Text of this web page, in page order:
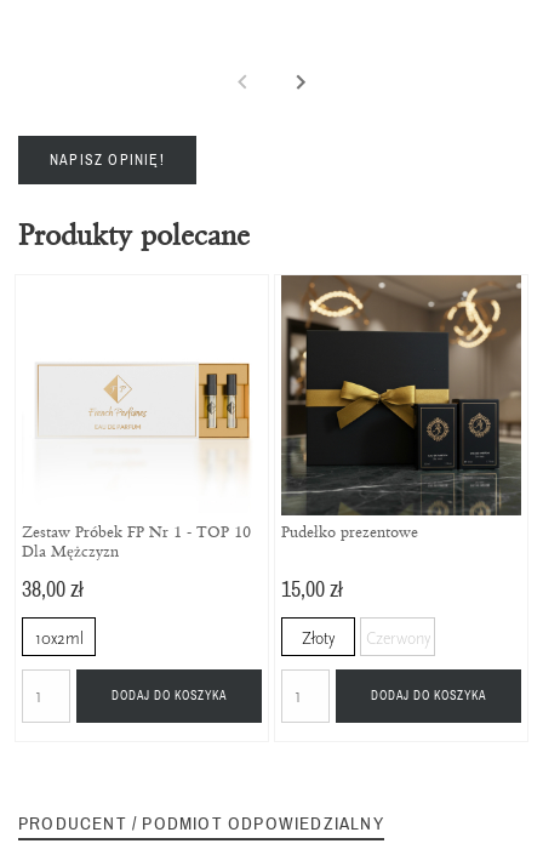
NAPISZ OPINIĘ!
Produkty polecane
Zestaw Próbek FP Nr 1 - TOP 10
Dla Mężczyzn
38,00 zł
10x2ml
DODAJ DO KOSZYKA
Pudełko prezentowe
15,00 zł
Złoty Czerwony
DODAJ DO KOSZYKA
PRODUCENT / PODMIOT ODPOWIEDZIALNY